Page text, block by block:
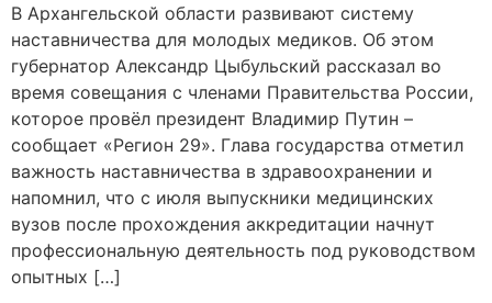
В Архангельской области развивают систему
наставничества для молодых медиков. Об этом
губернатор Александр Цыбульский рассказал во
время совещания с членами Правительства России,
которое провёл президент Владимир Путин –
сообщает «Регион 29». Глава государства отметил
важность наставничества в здравоохранении и
напомнил, что с июля выпускники медицинских
вузов после прохождения аккредитации начнут
профессиональную деятельность под руководством
опытных […]